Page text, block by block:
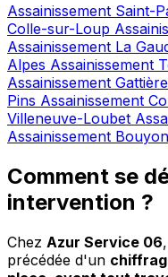
Assainissement Saint-
Colle-sur-Loup
Assainissement La
Alpes Assainissement
Assainissement
Pins Assainissement
Villeneuve-Loubet
Assainissement Bouyon
Comment se
intervention ?
Chez Azur Service 06
précédée d'un